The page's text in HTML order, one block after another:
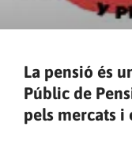
La pensió és
Públic de
pels mercats i